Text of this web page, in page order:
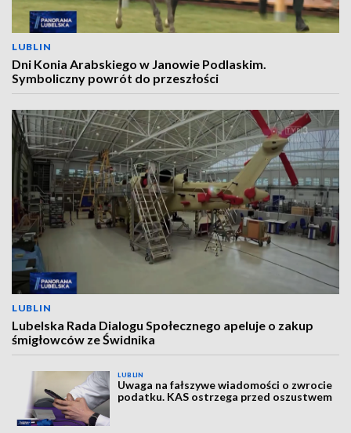
LUBLIN
Dni Konia Arabskiego w Janowie Podlaskim.
Symboliczny powrót do przeszłości
LUBLIN
Lubelska Rada Dialogu Społecznego apeluje o zakup
śmigłowców ze Świdnika
LUBLIN
Uwaga na fałszywe wiadomości o zwrocie
podatku. KAS ostrzega przed oszustwem